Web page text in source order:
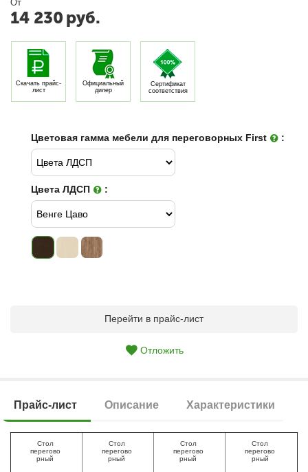
От
14 230 руб.
Скачать прайс-
лист
Официальный
дилер
Сертификат
соответствия
Цветовая гамма мебели для переговорных First :
Цвета ЛДСП :
Перейти в прайс-лист
Отложить
Прайс-лист Описание Характеристики
Стол
перегово
рный
Стол
перегово
рный
Стол
перегово
рный
Стол
перегово
рный